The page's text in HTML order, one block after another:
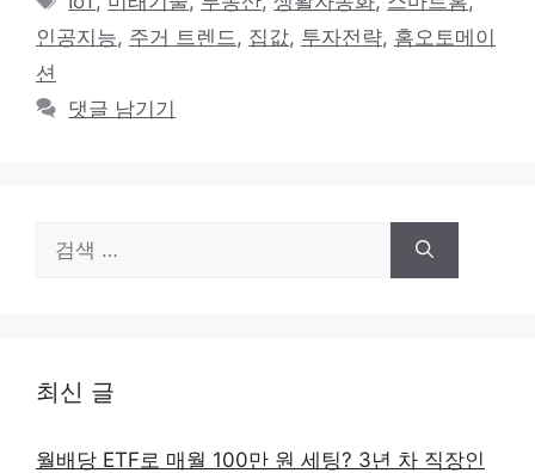
리
그
인공지능, 주거 트렌드 , 집값, 투자전략, 홈오토메이
션
댓글 남기기
색:
최신 글
월배당 ETF로 매월 100만 원 세팅? 3년 차 직장인